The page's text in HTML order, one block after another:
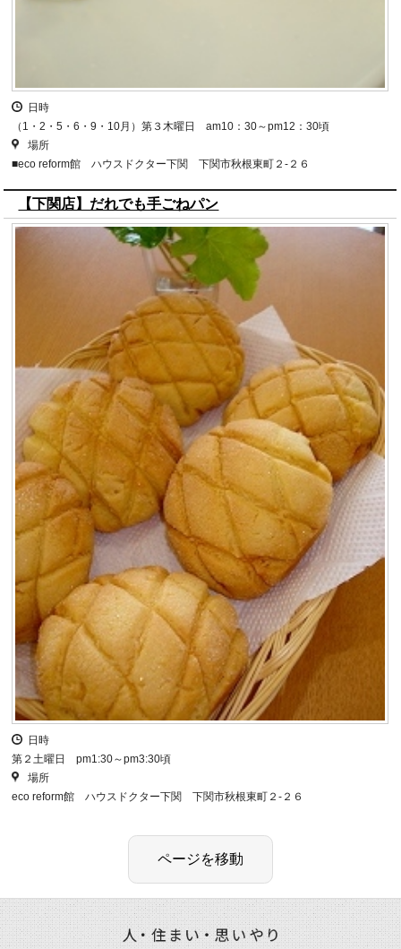
日時
（1・2・5・6・9・10月）第３木曜日 am10：30～pm12：30頃
場所
■eco reform館 ハウスドクター下関 下関市秋根東町２-２６
【下関店】だれでも手ごねパン
日時
第２土曜日 pm1:30～pm3:30頃
場所
eco reform館 ハウスドクター下関 下関市秋根東町２-２６